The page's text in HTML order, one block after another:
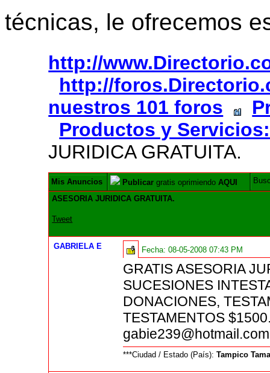
técnicas, le ofrecemos
http://
http://
nuestros 101 foros
Productos y
JURIDICA GRATUITA.
Mis Anuncios Publicar gratis oprimiendoAQUI
ASESORIA JURIDICA GRATUITA.
Tweet
GABRIELA E Fecha:08-05-2008 07:43 PM
GRATIS ASESORIA
SUCESIONES
DONACIONES,
TESTAMENTOS
gabie239@hotmail.com
***Ciudad / Estado (País):Tampico